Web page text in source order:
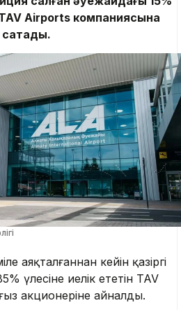
TAV Airports компаниясына
сатады.
аяқталғаннан кейін қазіргі
үлесіне иелік ететін TAV
акционеріне айналды.